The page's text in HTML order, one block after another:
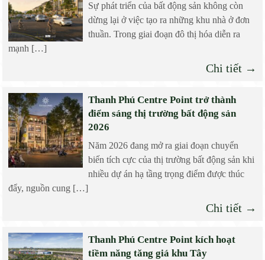
Sự phát triển của bất động sản không còn
dừng lại ở việc tạo ra những khu nhà ở đơn
thuần. Trong giai đoạn đô thị hóa diễn ra
mạnh […]
Chi tiết →
Thanh Phú Centre Point trở thành
điểm sáng thị trường bất động sản
2026
Năm 2026 đang mở ra giai đoạn chuyển
biến tích cực của thị trường bất động sản khi
nhiều dự án hạ tầng trọng điểm được thúc
đẩy, nguồn cung […]
Chi tiết →
Thanh Phú Centre Point kích hoạt
tiềm năng tăng giá khu Tây